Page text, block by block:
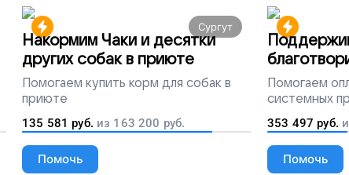
Сургут
Накормим Чаки и десятки
других собак в приюте
Помогаем купить корм для собак в
приюте
135 581 руб. из 163 200 руб.
Помочь
всей
Помогаем
системных
353 497 руб.
Помочь